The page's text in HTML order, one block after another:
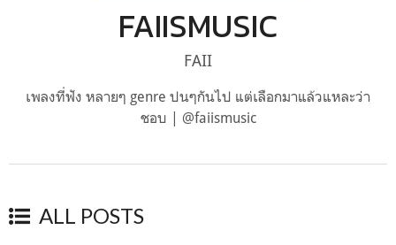
FAIISMUSIC
FAII
เพลงที่ฟัง หลายๆ genre ปนๆกันไป แต่เลือกมาแล้วแหละว่า
ชอบ | @faiismusic
ALL POSTS